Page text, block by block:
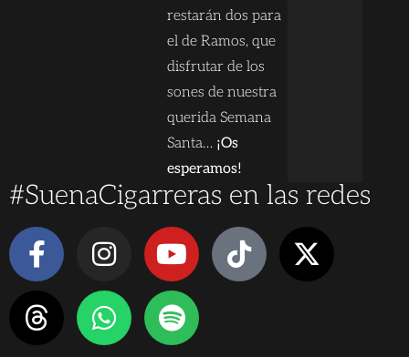
restarán dos para
el de Ramos, que
disfrutar de los
sones de nuestra
querida Semana
Santa… ¡Os
esperamos!
#SuenaCigarreras en las redes